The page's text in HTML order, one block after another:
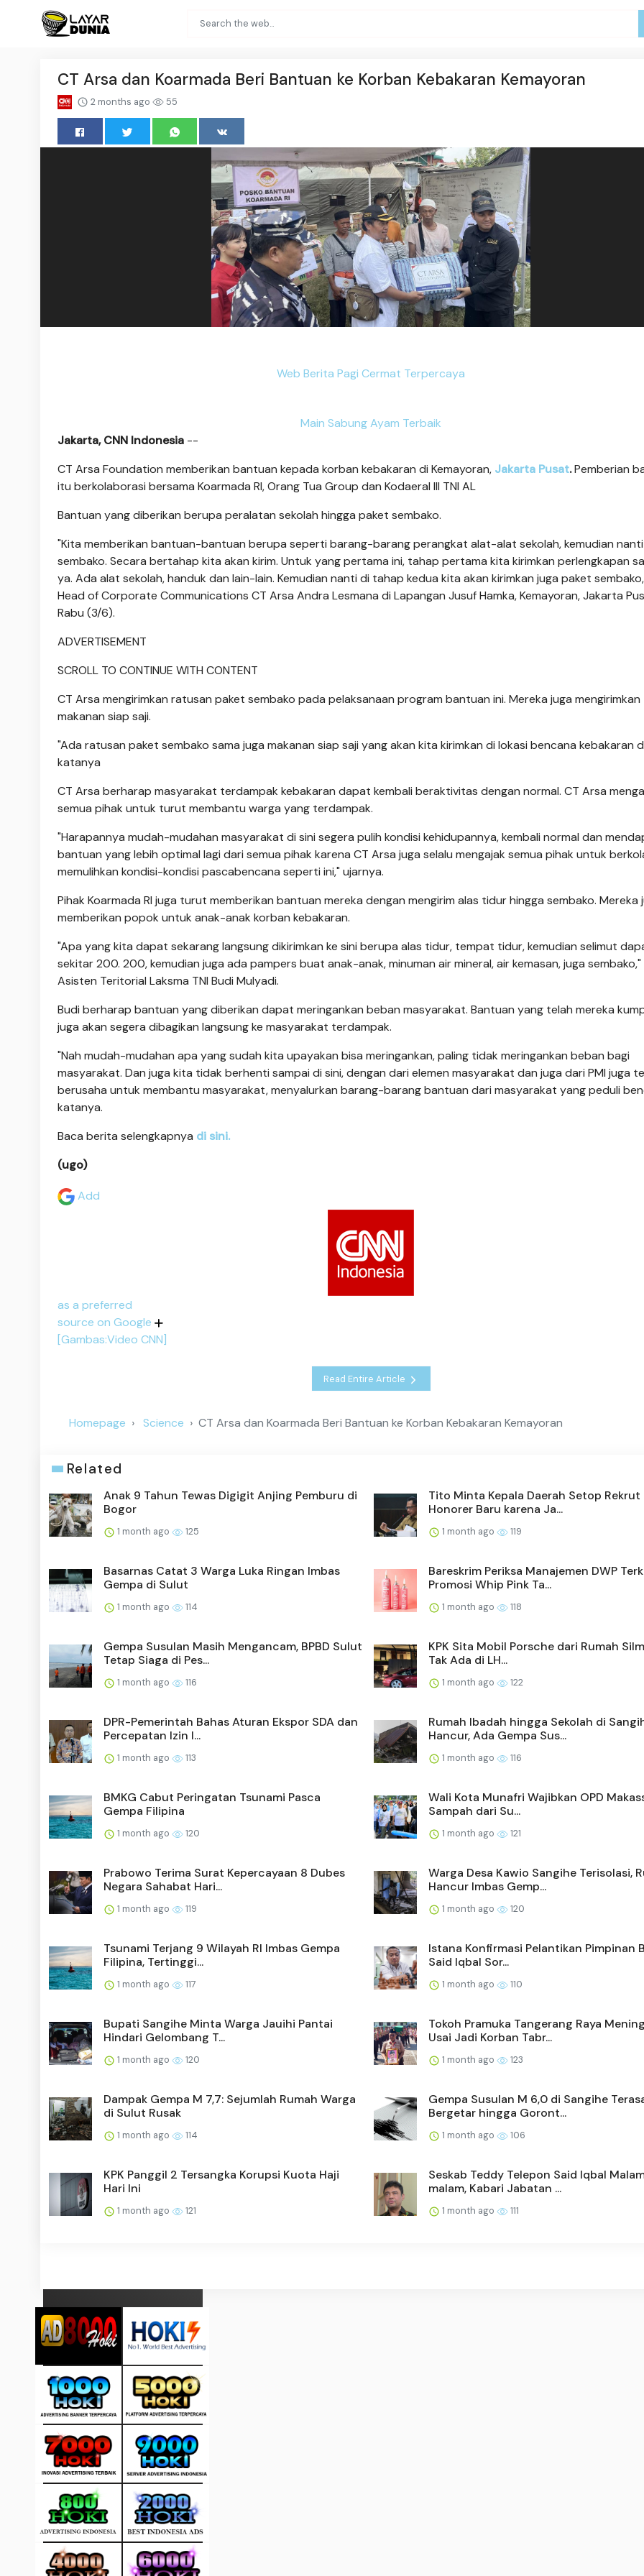
CT Arsa dan Koarmada Beri Bantuan ke Korban Kebakaran Kemayoran
2 months ago 55
Web Berita Pagi Cermat Terpercaya
Main Sabung Ayam Terbaik
Jakarta, CNN Indonesia --
CT Arsa Foundation memberikan bantuan kepada korban kebakaran di Kemayoran, Jakarta Pusat.Pemberian
itu berkolaborasi bersama Koarmada RI, Orang Tua Group dan Kodaeral III TNI AL
Bantuan yang diberikan berupa peralatan sekolah hingga paket sembako.
"Kita memberikan bantuan-bantuan berupa seperti barang-barang perangkat alat-alat sekolah, kemudian nanti
sembako. Secara bertahap kita akan kirim. Untuk yang pertama ini, tahap pertama kita kirimkan perlengkapan
ya. Ada alat sekolah, handuk dan lain-lain. Kemudian nanti di tahap kedua kita akan kirimkan juga paket
Head of Corporate Communications CT Arsa Andra Lesmana di Lapangan Jusuf Hamka, Kemayoran, Jakarta
Rabu (3/6).
ADVERTISEMENT
SCROLL TO CONTINUE WITH CONTENT
CT Arsa mengirimkan ratusan paket sembako pada pelaksanaan program bantuan ini. Mereka juga mengirimkan
makanan siap saji.
"Ada ratusan paket sembako sama juga makanan siap saji yang akan kita kirimkan di lokasi bencana kebakaran
katanya
CT Arsa berharap masyarakat terdampak kebakaran dapat kembali beraktivitas dengan normal. CT Arsa
semua pihak untuk turut membantu warga yang terdampak.
"Harapannya mudah-mudahan masyarakat di sini segera pulih kondisi kehidupannya, kembali normal dan
bantuan yang lebih optimal lagi dari semua pihak karena CT Arsa juga selalu mengajak semua pihak untuk
memulihkan kondisi-kondisi pascabencana seperti ini," ujarnya.
Pihak Koarmada RI juga turut memberikan bantuan mereka dengan mengirim alas tidur hingga sembako. Mereka
memberikan popok untuk anak-anak korban kebakaran.
"Apa yang kita dapat sekarang langsung dikirimkan ke sini berupa alas tidur, tempat tidur, kemudian selimut
sekitar 200. 200, kemudian juga ada pampers buat anak-anak, minuman air mineral, air kemasan, juga sembako,"
Asisten Teritorial Laksma TNI Budi Mulyadi.
Budi berharap bantuan yang diberikan dapat meringankan beban masyarakat. Bantuan yang telah mereka
juga akan segera dibagikan langsung ke masyarakat terdampak.
"Nah mudah-mudahan apa yang sudah kita upayakan bisa meringankan, paling tidak meringankan beban bagi
masyarakat. Dan juga kita tidak berhenti sampai di sini, dengan dari elemen masyarakat dan juga dari PMI juga
berusaha untuk membantu masyarakat, menyalurkan barang-barang bantuan dari masyarakat yang peduli
katanya.
Baca berita selengkapnya di sini.
(ugo)
Add
as a preferred
source on Google
[Gambas:Video CNN]
Read Entire Article
Homepage Science CT Arsa dan Koarmada Beri Bantuan ke Korban Kebakaran Kemayoran
Related
Anak 9 Tahun Tewas Digigit Anjing Pemburu di
Bogor
1 month ago 125
Tito Minta Kepala Daerah Setop Rekrut
Honorer Baru karena Ja...
1 month ago 119
Basarnas Catat 3 Warga Luka Ringan Imbas
Gempa di Sulut
1 month ago 114
Bareskrim Periksa Manajemen DWP
Promosi Whip Pink Ta...
1 month ago 118
Gempa Susulan Masih Mengancam, BPBD Sulut
Tetap Siaga di Pes...
1 month ago 116
KPK Sita Mobil Porsche dari Rumah
Tak Ada di LH...
1 month ago 122
DPR-Pemerintah Bahas Aturan Ekspor SDA dan
Percepatan Izin I...
1 month ago 113
Rumah Ibadah hingga Sekolah di
Hancur, Ada Gempa Sus...
1 month ago 116
BMKG Cabut Peringatan Tsunami Pasca
Gempa Filipina
1 month ago 120
Wali Kota Munafri Wajibkan OPD
Sampah dari Su...
1 month ago 121
Prabowo Terima Surat Kepercayaan 8 Dubes
Negara Sahabat Hari...
1 month ago 119
Warga Desa Kawio Sangihe Terisolasi,
Hancur Imbas Gemp...
1 month ago 120
Tsunami Terjang 9 Wilayah RI Imbas Gempa
Filipina, Tertinggi...
1 month ago 117
Istana Konfirmasi Pelantikan Pimpinan
Said Iqbal Sor...
1 month ago 110
Bupati Sangihe Minta Warga Jauihi Pantai
Hindari Gelombang T...
1 month ago 120
Tokoh Pramuka Tangerang Raya
Usai Jadi Korban Tabr...
1 month ago 123
Dampak Gempa M 7,7: Sejumlah Rumah Warga
di Sulut Rusak
1 month ago 114
Gempa Susulan M 6,0 di Sangihe
Bergetar hingga Goront...
1 month ago 106
KPK Panggil 2 Tersangka Korupsi Kuota Haji
Hari Ini
1 month ago 121
Seskab Teddy Telepon Said Iqbal
malam, Kabari Jabatan ...
1 month ago 111